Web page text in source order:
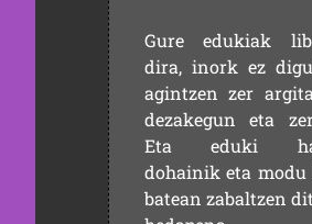
Gure edukiak
dira, inork ez
agintzen zer
dezakegun eta
Eta eduki
dohainik eta modu
batean zabaltzen